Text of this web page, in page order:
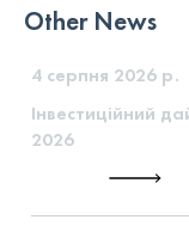
Other News
4 серпня 2026 р.
Інвестиційний
2026